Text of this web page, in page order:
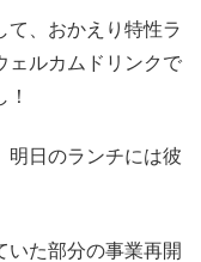
て、おかえり特性ラ
ェルカムドリンクで
明日のランチには彼
いた部分の事業再開